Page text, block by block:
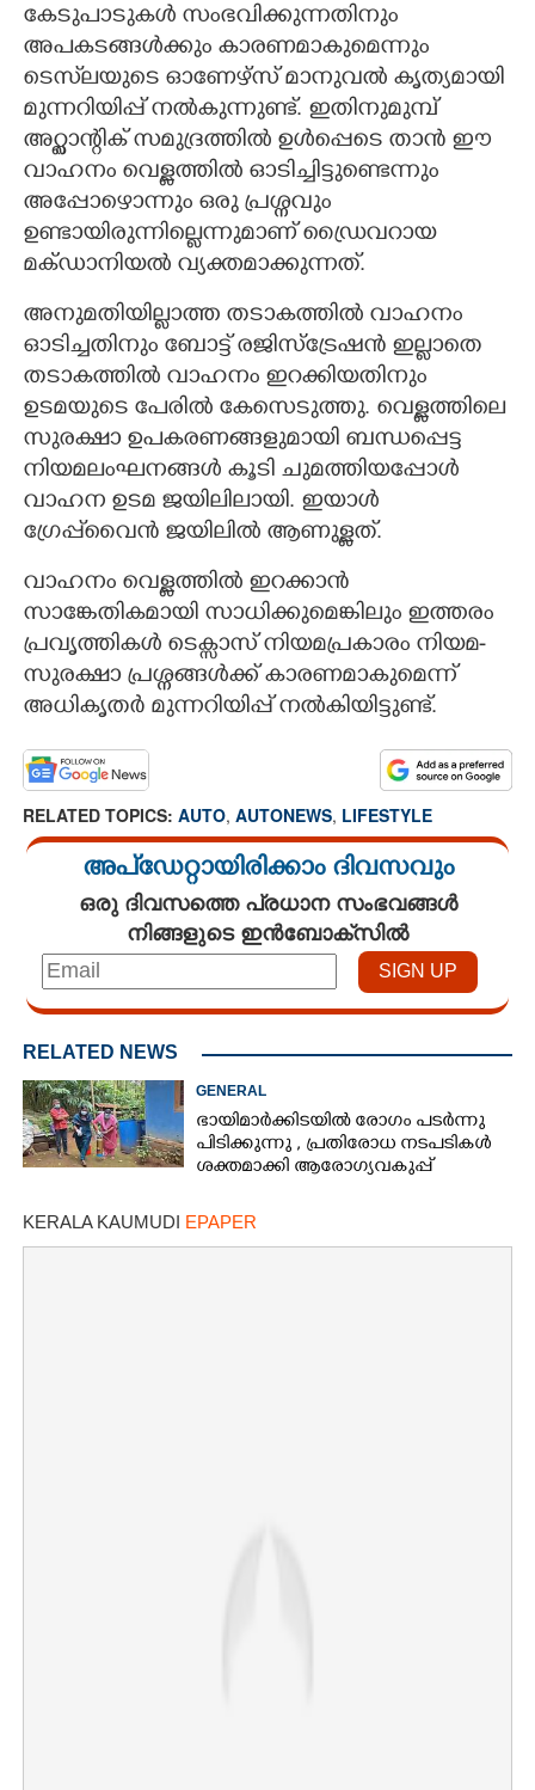
കേടുപാടുകൾ സംഭവിക്കുന്നതിനും
അപകടങ്ങൾക്കും കാരണമാകുമെന്നും
ടെസ്‌ലയുടെ ഓണേഴ്സ് മാനുവൽ കൃത്യമായി
മുന്നറിയിപ്പ് നൽകുന്നുണ്ട്. ഇതിനുമുമ്പ്
അറ്റ്ലാന്റിക് സമുദ്രത്തിൽ ഉൾപ്പെടെ താൻ ഈ
വാഹനം വെള്ളത്തിൽ ഓടിച്ചിട്ടുണ്ടെന്നും
അപ്പോഴൊന്നും ഒരു പ്രശ്നവും
ഉണ്ടായിരുന്നില്ലെന്നുമാണ് ഡ്രൈവറായ
മക്ഡാനിയൽ വ്യക്തമാക്കുന്നത്.
അനുമതിയില്ലാത്ത തടാകത്തിൽ വാഹനം
ഓടിച്ചതിനും ബോട്ട് രജിസ്ട്രേഷൻ ഇല്ലാതെ
തടാകത്തിൽ വാഹനം ഇറക്കിയതിനും
ഉടമയുടെ പേരിൽ കേസെടുത്തു. വെള്ളത്തിലെ
സുരക്ഷാ ഉപകരണങ്ങളുമായി ബന്ധപ്പെട്ട
നിയമലംഘനങ്ങൾ കൂടി ചുമത്തിയപ്പോൾ
വാഹന ഉടമ ജയിലിലായി. ഇയാൾ
ഗ്രേപ്പ്‌വൈൻ ജയിലിൽ ആണുള്ളത്.
വാഹനം വെള്ളത്തിൽ ഇറക്കാൻ
സാങ്കേതികമായി സാധിക്കുമെങ്കിലും ഇത്തരം
പ്രവൃത്തികൾ ടെക്സാസ് നിയമപ്രകാരം നിയമ-
സുരക്ഷാ പ്രശ്നങ്ങൾക്ക് കാരണമാകുമെന്ന്
അധികൃതർ മുന്നറിയിപ്പ് നൽകിയിട്ടുണ്ട്.
RELATED TOPICS: AUTO, AUTONEWS, LIFESTYLE
അപ്ഡേറ്റായിരിക്കാം ദിവസവും
ഒരു ദിവസത്തെ പ്രധാന സംഭവങ്ങൾ
നിങ്ങളുടെ ഇൻബോക്സിൽ
RELATED NEWS
GENERAL
ഭായിമാർക്കിടയിൽ രോഗം പടർന്നു
പിടിക്കുന്നു ,​ പ്രതിരോധ നടപടികൾ
ശക്തമാക്കി ആരോഗ്യവകുപ്പ്
KERALA KAUMUDI EPAPER